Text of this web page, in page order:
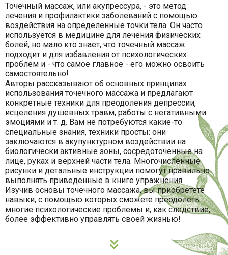
Точечный массаж, или акупрессура, - это метод
лечения и профилактики заболеваний с помощью
воздействия на определенные точки тела. Он часто
используется в медицине для лечения физических
болей, но мало кто знает, что точечный массаж
подходит и для избавления от психологических
проблем и - что самое главное - его можно освоить
самостоятельно!
Авторы рассказывают об основных принципах
использования точечного массажа и предлагают
конкретные техники для преодоления депрессии,
исцеления душевных травм, работы с негативными
эмоциями и т. д. Вам не потребуются какие-то
специальные знания, техники просты: они
заключаются в акупунктурном воздействии на
биологически активные зоны, сосредоточенные на
лице, руках и верхней части тела. Многочисленные
рисунки и детальные инструкции помогут правильно
выполнять приведенные в книге упражнения.
Изучив основы точечного массажа, вы приобретете
навыки, с помощью которых сможете преодолеть
многие психологические проблемы и, как следствие,
более эффективно управлять своей жизнью!